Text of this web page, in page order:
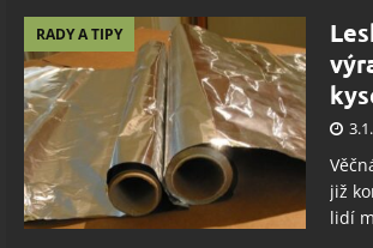
RADY A TIPY
již
lidí